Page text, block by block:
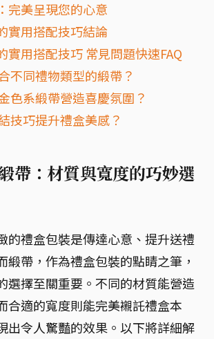
完美呈現您的心意
實用搭配技巧結論
實用搭配技巧 常見問題快速FAQ
不同禮物類型的緞帶？
色系緞帶營造喜慶氛圍？
技巧提升禮盒美感？
帶：材質與寬度的巧妙選
的禮盒包裝是傳達心意、提升送禮
緞帶，作為禮盒包裝的點睛之筆，
選擇至關重要。不同的材質能營造
合適的寬度則能完美襯託禮盒本
出令人驚豔的效果。以下將詳細解